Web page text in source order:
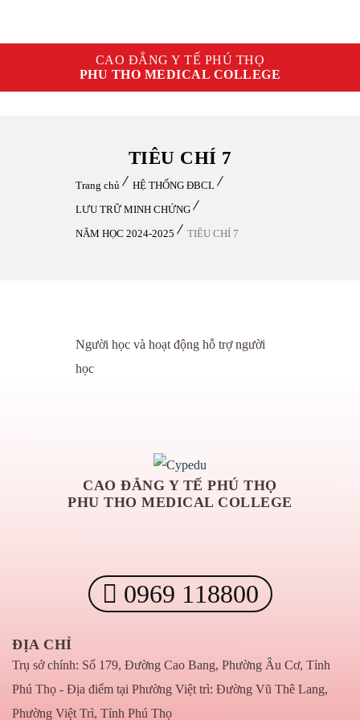
CAO ĐẲNG Y TẾ PHÚ THỌ
PHU THO MEDICAL COLLEGE
TIÊU CHÍ 7
Trang chủ
HỆ THỐNG ĐBCL
LƯU TRỮ MINH CHỨNG
NĂM HỌC 2024-2025
TIÊU CHÍ 7
Người học và hoạt động hỗ trợ người
học
CAO ĐẲNG Y TẾ PHÚ THỌ
PHU THO MEDICAL COLLEGE
0969 118800
ĐỊA CHỈ
Trụ sở chính: Số 179, Đường Cao Bang, Phường Âu Cơ, Tỉnh
Phú Thọ - Địa điểm tại Phường Việt trì: Đường Vũ Thê Lang,
Phường Việt Trì, Tỉnh Phú Thọ